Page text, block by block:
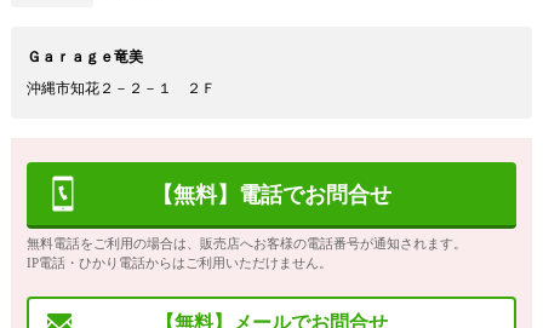
Ｇａｒａｇｅ竜美
沖縄市知花２－２－１ ２Ｆ
【無料】電話でお問合せ
無料電話をご利用の場合は、販売店へお客様の電話番号が通知されます。
IP電話・ひかり電話からはご利用いただけません。
【無料】メールでお問合せ